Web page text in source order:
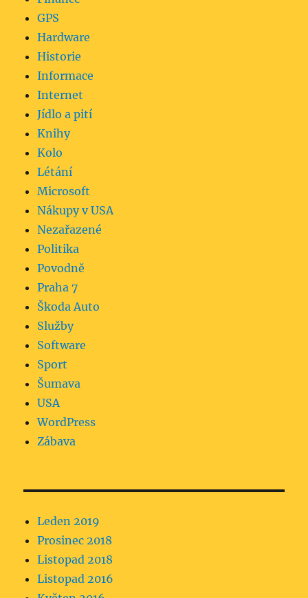
GPS
Hardware
Historie
Informace
Internet
Jídlo a pití
Knihy
Kolo
Létání
Microsoft
Nákupy v USA
Nezařazené
Politika
Povodně
Praha 7
Škoda Auto
Služby
Software
Sport
Šumava
USA
WordPress
Zábava
Leden 2019
Prosinec 2018
Listopad 2018
Listopad 2016